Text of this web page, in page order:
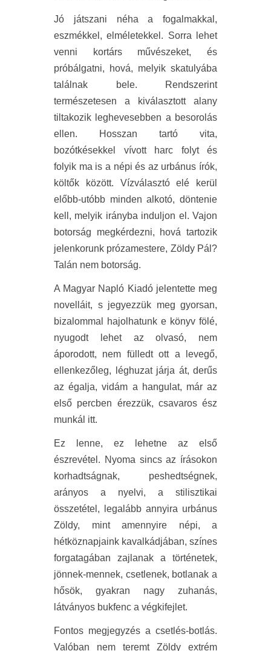
Jó játszani néha a fogalmakkal,
eszmékkel, elméletekkel. Sorra lehet
venni kortárs művészeket, és
próbálgatni, hová, melyik skatulyába
találnak bele. Rendszerint
természetesen a kiválasztott alany
tiltakozik leghevesebben a besorolás
ellen. Hosszan tartó vita,
bozótkésekkel vívott harc folyt és
folyik ma is a népi és az urbánus írók,
költők között. Vízválasztó elé kerül
előbb-utóbb minden alkotó, döntenie
kell, melyik irányba induljon el. Vajon
botorság megkérdezni, hová tartozik
jelenkorunk prózamestere, Zöldy Pál?
Talán nem botorság.
A Magyar Napló Kiadó jelentette meg
novelláit, s jegyezzük meg gyorsan,
bizalommal hajolhatunk e könyv fölé,
nyugodt lehet az olvasó, nem
áporodott, nem fülledt ott a levegő,
ellenkezőleg, léghuzat járja át, derűs
az égalja, vidám a hangulat, már az
első percben érezzük, csavaros ész
munkál itt.
Ez lenne, ez lehetne az első
észrevétel. Nyoma sincs az írásokon
korhadtságnak, peshedtségnek,
arányos a nyelvi, a stilisztikai
összetétel, legalább annyira urbánus
Zöldy, mint amennyire népi, a
hétköznapjaink kavalkádjában, színes
forgatagában zajlanak a történetek,
jönnek-mennek, csetlenek, botlanak a
hősök, gyakran nagy zuhanás,
látványos bukfenc a végkifejlet.
Fontos megjegyzés a csetlés-botlás.
Valóban nem teremt Zöldy extrém